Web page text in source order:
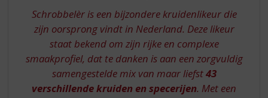
MET
DE
KLEINE
SCHROBBELER
Schrobbelèr is een bijzondere kruidenlikeur die
zijn oorsprong vindt in Nederland. Deze likeur
staat bekend om zijn rijke en complexe
smaakprofiel, dat te danken is aan een zorgvuldig
samengestelde mix van maar liefst43
verschillende kruiden en specerijen. Met een